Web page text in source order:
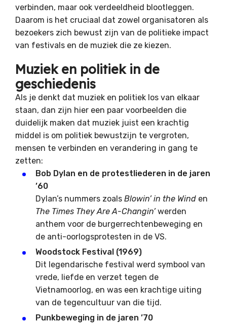
verbinden, maar ook verdeeldheid blootleggen.
Daarom is het cruciaal dat zowel organisatoren als
bezoekers zich bewust zijn van de politieke impact
van festivals en de muziek die ze kiezen.
Muziek en politiek in de
geschiedenis
Als je denkt dat muziek en politiek los van elkaar
staan, dan zijn hier een paar voorbeelden die
duidelijk maken dat muziek juist een krachtig
middel is om politiek bewustzijn te vergroten,
mensen te verbinden en verandering in gang te
zetten:
Bob Dylan en de protestliederen in de jaren
’60
Dylan’s nummers zoals Blowin’ in the Wind en
The Times They Are A-Changin’werden
anthem voor de burgerrechtenbeweging en
de anti-oorlogsprotesten in de VS.
Woodstock Festival (1969)
Dit legendarische festival werd symbool van
vrede, liefde en verzet tegen de
Vietnamoorlog, en was een krachtige uiting
van de tegencultuur van die tijd.
Punkbeweging in de jaren ’70